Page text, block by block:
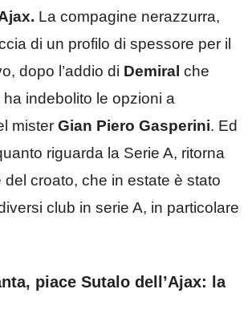
La compagine nerazzurra,
di un profilo di spessore per il
dopo l’addio di Demiral che
indebolito le opzioni a
mister Gian Piero Gasperini. Ed
riguarda la Serie A, ritorna
del croato, che in estate è stato
club in serie A, in particolare
piace Sutalo dell’Ajax: la